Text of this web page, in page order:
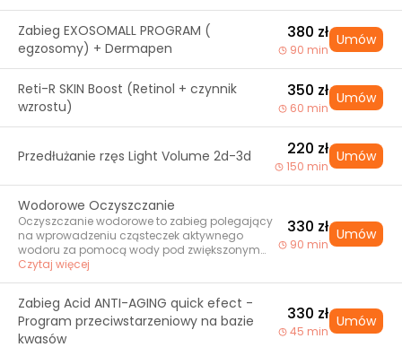
Zabieg EXOSOMALL PROGRAM (
egzosomy) + Dermapen
380 zł
90 min
Umów
Reti-R SKIN Boost (Retinol + czynnik
wzrostu)
350 zł
60 min
Umów
Przedłużanie rzęs Light Volume 2d-3d 220 zł
150 min
Umów
Wodorowe Oczyszczanie
Oczyszczanie wodorowe to zabieg polegający
na wprowadzeniu cząsteczek aktywnego
wodoru za pomocą wody pod zwiększonym
ciśnieniem, które działają oczyszczająco na
do głębokich jej warstw. Wodór działa
neutralizująco na wolne rodniki, zapobiegając
procesom starzenia się skóry. Wskazania: •
Czytaj więcej
330 zł
90 min
Umów
Zabieg Acid ANTI-AGING quick efect -
Program przeciwstarzeniowy na bazie
kwasów
330 zł
45 min
Umów